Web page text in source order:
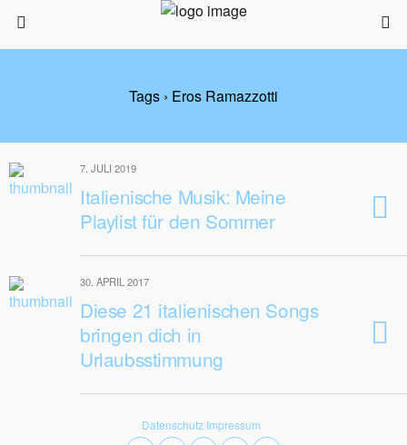
Tags › Eros Ramazzotti
7. JULI 2019
Italienische Musik: Meine
Playlist für den Sommer
30. APRIL 2017
Diese 21 italienischen Songs
bringen dich in
Urlaubsstimmung
Datenschutz Impressum